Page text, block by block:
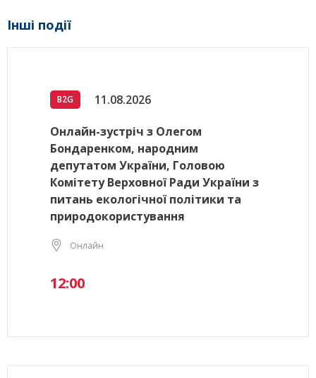
Інші події
B2G 11.08.2026
Онлайн-зустріч з Олегом
Бондаренком, народним
депутатом України, Головою
Комітету Верховної Ради України з
питань екологічної політики та
природокористування
Онлайн
12:00